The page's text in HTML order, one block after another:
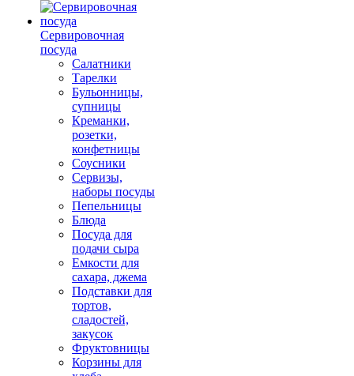
Сервировочная
посуда
Салатники
Тарелки
Бульонницы,
супницы
Креманки,
розетки,
конфетницы
Соусники
Сервизы,
наборы посуды
Пепельницы
Блюда
Посуда для
подачи сыра
Емкости для
сахара, джема
Подставки для
тортов,
сладостей,
закусок
Фруктовницы
Корзины для